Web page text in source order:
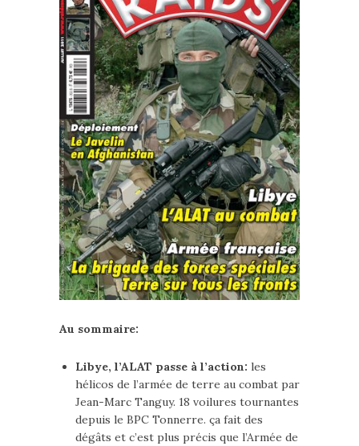
Au sommaire:
Libye, l’ALAT passe à l’action: les
hélicos de l’armée de terre au combat par
Jean-Marc Tanguy. 18 voilures tournantes
depuis le BPC Tonnerre. ça fait des
dégâts et c’est plus précis que l’Armée de